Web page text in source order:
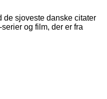
de sjoveste danske citater
og film, der er fra